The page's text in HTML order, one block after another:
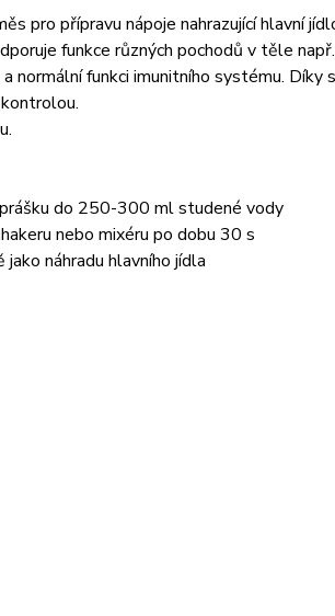
pro přípravu nápoje nahrazující hlavní
funkce různých pochodů v těle
normální funkci imunitního systému.
do 250-300 ml studené vody
nebo mixéru po dobu 30 s
náhradu hlavního jídla